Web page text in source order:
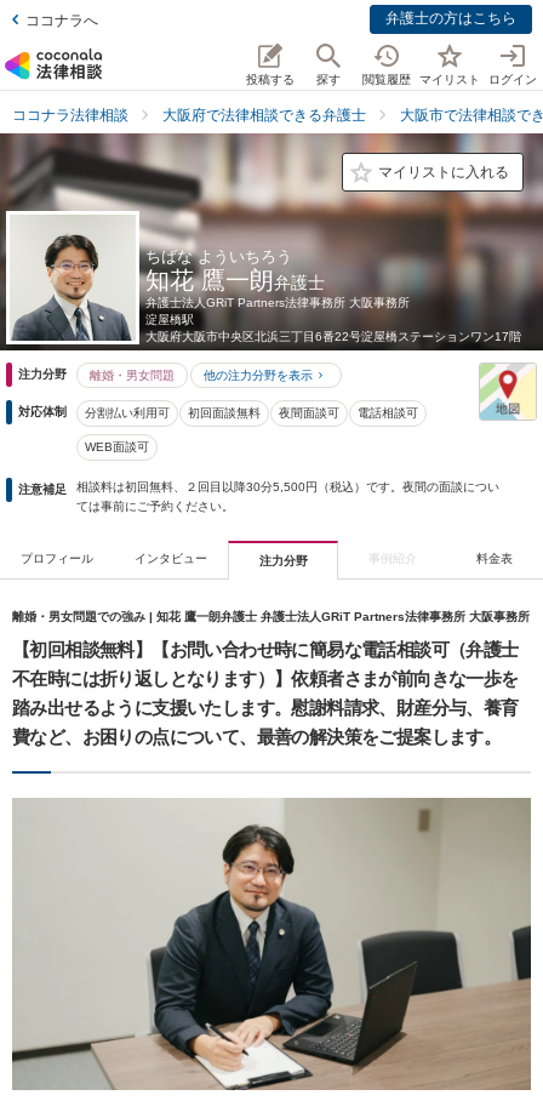
ココナラへ 弁護士の方はこちら
投稿する 探す 閲覧履歴 マイリスト ログイン
ココナラ法律相談 大阪府で法律相談できる弁護士 大阪市で法律相談で
マイリストに入れる
ちばな よういちろう
知花 鷹一朗弁護士
弁護士法人GRiT Partners法律事務所 大阪事務所
淀屋橋駅
大阪府大阪市中央区北浜三丁目6番22号淀屋橋ステーションワン17階
注力分野 離婚・男女問題 他の注力分野を表示
対応体制 分割払い利用可 初回面談無料 夜間面談可 電話相談可
WEB面談可
注意補足
相談料は初回無料、２回目以降30分5,500円（税込）です。夜間の面談につい
ては事前にご予約ください。
プロフィール インタビュー 注力分野 事例紹介 料金表
離婚・男女問題での強み | 知花 鷹一朗弁護士 弁護士法人GRiT Partners法律事務所 大阪事務所
【初回相談無料】【お問い合わせ時に簡易な電話相談可（弁護士
不在時には折り返しとなります）】依頼者さまが前向きな一歩を
踏み出せるように支援いたします。慰謝料請求、財産分与、養育
費など、お困りの点について、最善の解決策をご提案します。